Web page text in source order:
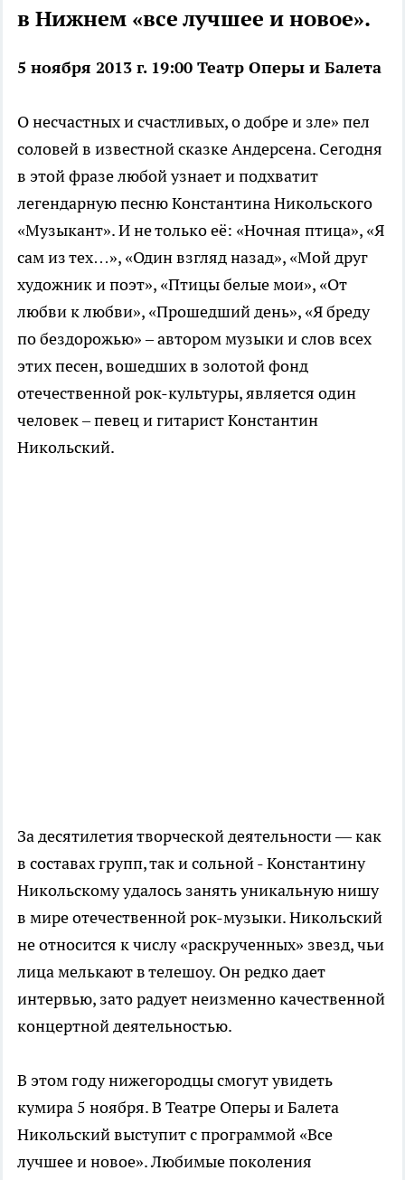
в Нижнем «все лучшее и новое».
5 ноября 2013 г. 19:00 Театр Оперы и Балета
О несчастных и счастливых, о добре и зле» пел
соловей в известной сказке Андерсена. Сегодня
в этой фразе любой узнает и подхватит
легендарную песню Константина Никольского
«Музыкант». И не только её: «Ночная птица», «Я
сам из тех…», «Один взгляд назад», «Мой друг
художник и поэт», «Птицы белые мои», «От
любви к любви», «Прошедший день», «Я бреду
по бездорожью» – автором музыки и слов всех
этих песен, вошедших в золотой фонд
отечественной рок-культуры, является один
человек – певец и гитарист Константин
Никольский.
За десятилетия творческой деятельности — как
в составах групп, так и сольной - Константину
Никольскому удалось занять уникальную нишу
в мире отечественной рок-музыки. Никольский
не относится к числу «раскрученных» звезд, чьи
лица мелькают в телешоу. Он редко дает
интервью, зато радует неизменно качественной
концертной деятельностью.
В этом году нижегородцы смогут увидеть
кумира 5 ноября. В Театре Оперы и Балета
Никольский выступит с программой «Все
лучшее и новое». Любимые поколения